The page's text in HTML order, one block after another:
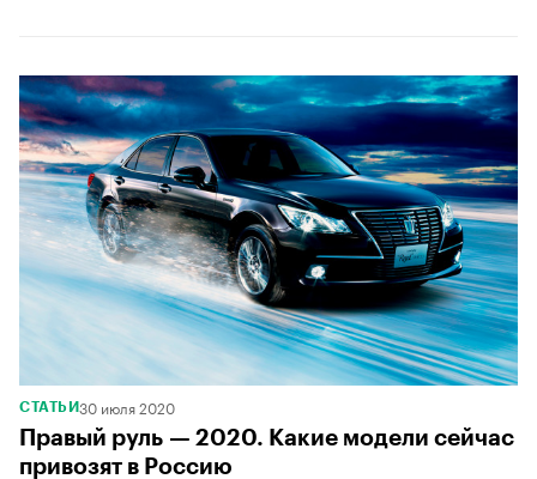
СТАТЬИ30 июля 2020
Правый руль — 2020. Какие модели сейчас
привозят в Россию